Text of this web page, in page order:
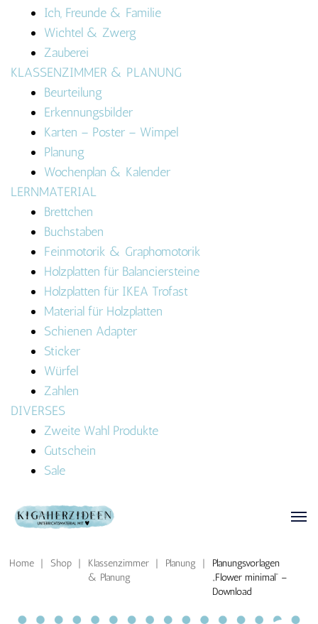
Ich, Freunde & Familie
Wichtel & Zwerg
Zauberei
KLASSENZIMMER & PLANUNG
Beurteilung
Erkennungsbilder
Karten – Poster – Wimpel
Planung
Wochenplan & Kalender
LERNMATERIAL
Brettchen
Buchstaben
Feinmotorik & Graphomotorik
Holzplatten für Balanciersteine
Holzplatten für IKEA Trofast
Material für Holzplatten
Schienen Adapter
Sticker
Würfel
Zahlen
DIVERSES
Zweite Wahl Produkte
Gutschein
Sale
Home | Shop |
Klassenzimmer
& Planung
| Planung |
Planungsvorlagen
„Flower minimal“ –
Download